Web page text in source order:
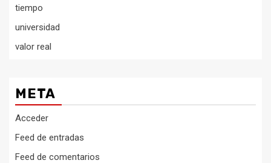
tiempo
universidad
valor real
META
Acceder
Feed de entradas
Feed de comentarios